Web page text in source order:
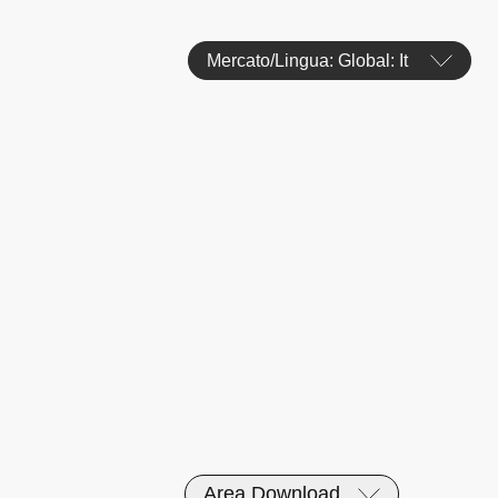
Mercato/Lingua: Global: It
Area Download